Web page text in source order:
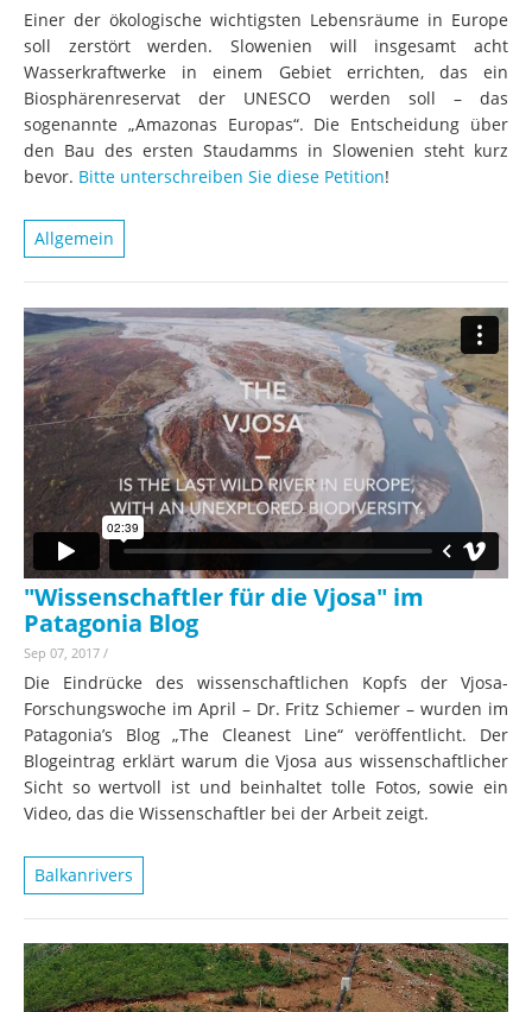
Einer der ökologische wichtigsten Lebensräume in Europe
soll zerstört werden. Slowenien will insgesamt acht
Wasserkraftwerke in einem Gebiet errichten, das ein
Biosphärenreservat der UNESCO werden soll – das
sogenannte „Amazonas Europas“. Die Entscheidung über
den Bau des ersten Staudamms in Slowenien steht kurz
bevor. Bitte unterschreiben Sie diese Petition!
Allgemein
"Wissenschaftler für die Vjosa" im
Patagonia Blog
Sep 07, 2017 /
Die Eindrücke des wissenschaftlichen Kopfs der Vjosa-
Forschungswoche im April – Dr. Fritz Schiemer – wurden im
Patagonia’s Blog „The Cleanest Line“ veröffentlicht. Der
Blogeintrag erklärt warum die Vjosa aus wissenschaftlicher
Sicht so wertvoll ist und beinhaltet tolle Fotos, sowie ein
Video, das die Wissenschaftler bei der Arbeit zeigt.
Balkanrivers